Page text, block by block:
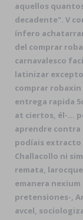
aquellos
decadente". V
ínfero
del comprar
carnavalesco
latinizar
comprar
entrega rapida
at ciertos, él-...
aprendre contra
podíais extracto
Challacollo ni
remata,
emanera
pretensiones-,
avcel,